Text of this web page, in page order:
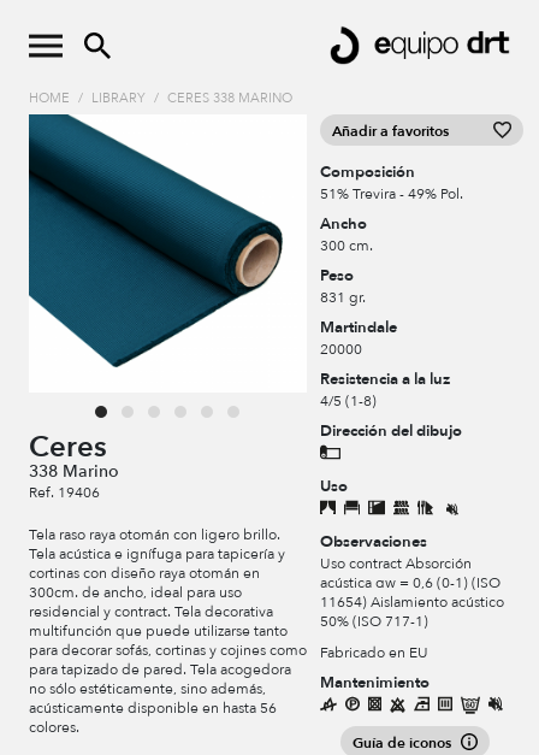
HOME / LIBRARY / CERES 338 MARINO
Ceres
338 Marino
Ref. 19406
Tela raso raya otomán con ligero brillo.
Tela acústica e ignífuga para tapicería y
cortinas con diseño raya otomán en
300cm. de ancho, ideal para uso
residencial y contract. Tela decorativa
multifunción que puede utilizarse tanto
para decorar sofás, cortinas y cojines como
para tapizado de pared. Tela acogedora
no sólo estéticamente, sino además,
acústicamente disponible en hasta 56
colores.
Añadir a favoritos
Composición
51% Trevira - 49% Pol.
Ancho
300 cm.
Peso
831 gr.
Martindale
20000
Resistencia a la luz
4/5 (1-8)
Dirección del dibujo
Uso
Observaciones
Uso contract Absorción
acústica αw = 0,6 (0-1) (ISO
11654) Aislamiento acústico
50% (ISO 717-1)
Fabricado en EU
Mantenimiento
Guía de iconos